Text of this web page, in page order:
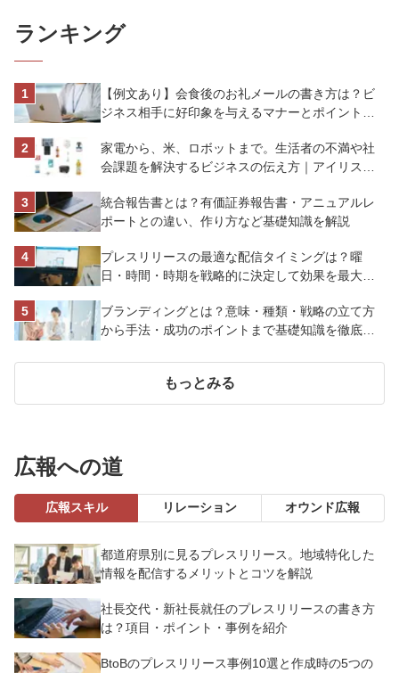
ランキング
【例文あり】会食後のお礼メールの書き方は？ビ
ジネス相手に好印象を与えるマナーとポイントを
家電から、米、ロボットまで。生活者の不満や社
会課題を解決するビジネスの伝え方｜アイリスオ
統合報告書とは？有価証券報告書・アニュアルレ
ポートとの違い、作り方など基礎知識を解説
プレスリリースの最適な配信タイミングは？曜
日・時間・時期を戦略的に決定して効果を最大化
ブランディングとは？意味・種類・戦略の立て方
から手法・成功のポイントまで基礎知識を徹底解
もっとみる
広報への道
広報スキル リレーション オウンド広報
都道府県別に見るプレスリリース。地域特化した
情報を配信するメリットとコツを解説
社長交代・新社長就任のプレスリリースの書き方
は？項目・ポイント・事例を紹介
BtoBのプレスリリース事例10選と作成時の5つの